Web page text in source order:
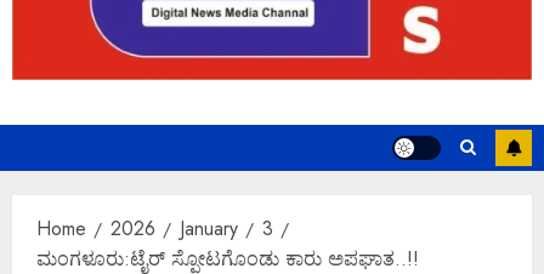
Home 2026 January
3
ಮಂಗಳೂರು:ಟೈರ್ ಸ್ಫೋಟಗೊಂಡು ಕಾರು ಅಪಘಾತ..!!